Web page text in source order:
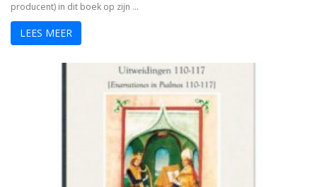
Bachs cantates, toen en nu
De vrouwen van de profeet
Oidipous en Antigone. Drie tragedies.
producent) in dit boek op zijn …
LEES MEER